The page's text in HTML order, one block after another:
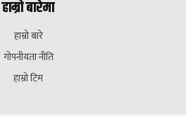
हाम्रो बारेमा
हाम्रो बारे
गोपनीयता नीति
हाम्रो टिम